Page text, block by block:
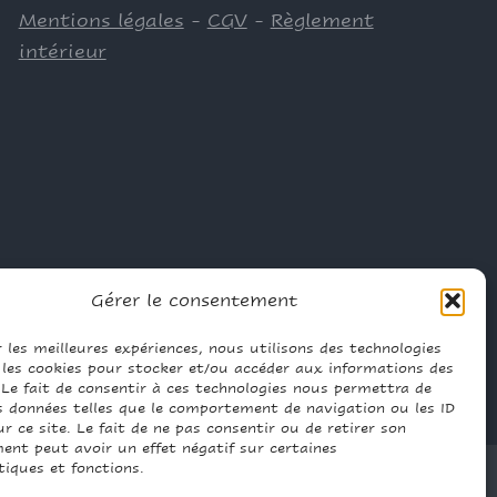
Gérer le consentement
meilleures expériences, nous utilisons des technologies
cookies pour stocker et/ou accéder aux informations des
fait de consentir à ces technologies nous permettra de
données telles que le comportement de navigation ou les ID
ce site. Le fait de ne pas consentir ou de retirer son
peut avoir un effet négatif sur certaines
et fonctions.
Mentions légales - CGV- Règlement
intérieur